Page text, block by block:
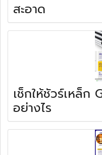
สะอาด
เช็กให้ชัวร์เหล็
อย่างไร